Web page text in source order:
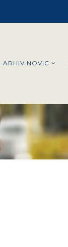
ARHIV NOVIC